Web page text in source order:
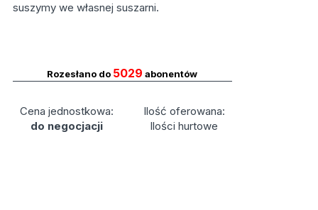
suszymy we własnej suszarni.
Rozesłano do 5029 abonentów
Cena jednostkowa:
do negocjacji
Ilość oferowana:
Ilości hurtowe